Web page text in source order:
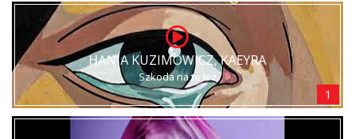
HANIA KUZIMOWICZ, KAEYRA
Szkoda na to łez
1